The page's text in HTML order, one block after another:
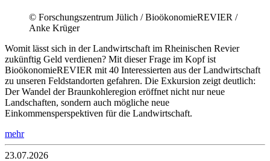
© Forschungszentrum Jülich / BioökonomieREVIER /
Anke Krüger
Womit lässt sich in der Landwirtschaft im Rheinischen Revier
zukünftig Geld verdienen? Mit dieser Frage im Kopf ist
BioökonomieREVIER mit 40 Interessierten aus der Landwirtschaft
zu unseren Feldstandorten gefahren. Die Exkursion zeigt deutlich:
Der Wandel der Braunkohleregion eröffnet nicht nur neue
Landschaften, sondern auch mögliche neue
Einkommensperspektiven für die Landwirtschaft.
mehr
23.07.2026